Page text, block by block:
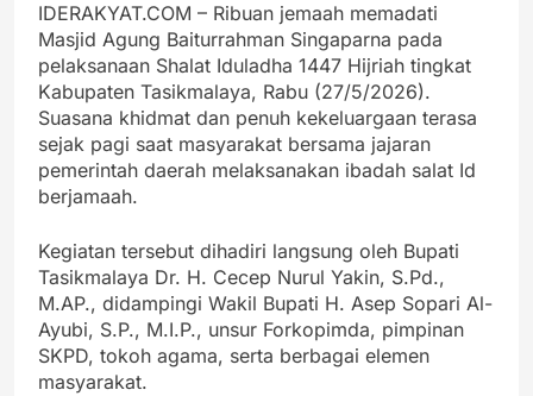
IDERAKYAT.COM – Ribuan jemaah memadati
Masjid Agung Baiturrahman Singaparna pada
pelaksanaan Shalat Iduladha 1447 Hijriah tingkat
Kabupaten Tasikmalaya, Rabu (27/5/2026).
Suasana khidmat dan penuh kekeluargaan terasa
sejak pagi saat masyarakat bersama jajaran
pemerintah daerah melaksanakan ibadah salat Id
berjamaah.
Kegiatan tersebut dihadiri langsung oleh Bupati
Tasikmalaya Dr. H. Cecep Nurul Yakin, S.Pd.,
M.AP., didampingi Wakil Bupati H. Asep Sopari Al-
Ayubi, S.P., M.I.P., unsur Forkopimda, pimpinan
SKPD, tokoh agama, serta berbagai elemen
masyarakat.